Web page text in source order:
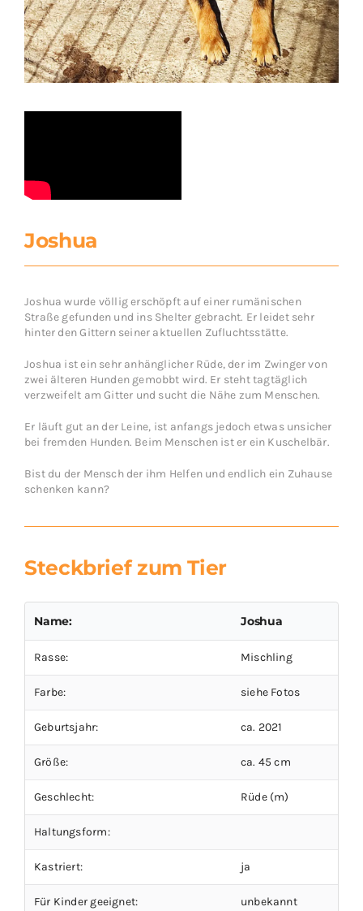
Joshua
Joshua wurde völlig erschöpft auf einer rumänischen
Straße gefunden und ins Shelter gebracht. Er leidet sehr
hinter den Gittern seiner aktuellen Zufluchtsstätte.
Joshua ist ein sehr anhänglicher Rüde, der im Zwinger von
zwei älteren Hunden gemobbt wird. Er steht tagtäglich
verzweifelt am Gitter und sucht die Nähe zum Menschen.
Er läuft gut an der Leine, ist anfangs jedoch etwas unsicher
bei fremden Hunden. Beim Menschen ist er ein Kuschelbär.
Bist du der Mensch der ihm Helfen und endlich ein Zuhause
schenken kann?
Steckbrief zum Tier
Name: Joshua
Rasse: Mischling
Farbe: siehe Fotos
Geburtsjahr: ca. 2021
Größe: ca. 45 cm
Geschlecht: Rüde (m)
Haltungsform:
Kastriert: ja
Für Kinder geeignet: unbekannt